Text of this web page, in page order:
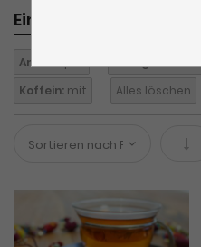
Einkaufen nach
Aroma:
Koffein: mit Alles löschen
In